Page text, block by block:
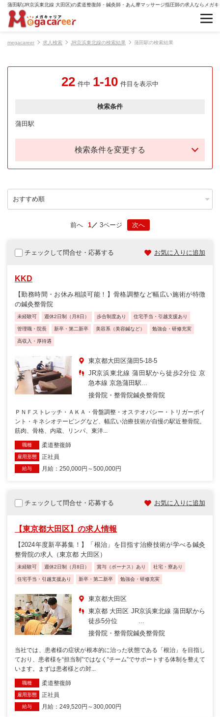
蒲田駅(JR京浜東北線 大田区)の柔道整復師・鍼灸師・あん摩マッサージ指圧師の求人ならメガキ
megacareer 求人検索 JR京浜東北線の検索結果 蒲田駅の検索結果
22 件中 1-10 件目を表示中
検索条件
蒲田駅
検索条件を変更する
前へ 1 3ページ 次へ
チェックして問合せ・応募する お気に入りに追加
KKD
【勤務時間・お休み相談可能！】骨格調整など幅広い施術が特徴
の鍼灸整骨院
未経験可 週休2日制（月8日） 歩合制度あり 住宅手当・引越支援あり
管理職・院長 新卒・第二新卒 美容系（美容鍼など） 勉強会・研修充実
高収入・厚待遇
東京都大田区蒲田5-18-5
JR京浜東北線 蒲田駅から徒歩2分位 京
急本線 京急蒲田駅...
接骨院・整骨院鍼灸整骨院
ＰＮＦストレッチ・ＡＫＡ・骨盤調整・オステオパシー・トリガーポイ
ント・キネシオテーピングなど、幅広い治療技術が自慢の駅近整骨院。
筋肉、骨格、内蔵、リンパ、東洋...
職種 柔道整復師
雇用形態 正社員
給与 月給：250,000円～500,000円
チェックして問合せ・応募する お気に入りに追加
【東京都大田区】の求人情報
【2024年度新卒募集！】「根治」を目指す治療技術が学べる鍼灸
整骨院の求人（東京都 大田区）
未経験可 週休2日制（月8日） 賞与（ボーナス）あり 社宅・寮あり
住宅手当・引越支援あり 新卒・第二新卒 勉強会・研修充実
東京都大田区
東京都 大田区 JR京浜東北線 蒲田駅から
徒歩5分位 ...
接骨院・整骨院鍼灸整骨院
当社では、患者様の症状が根本的に治った状態である「根治」を目指し
ており、患者様を“担当制”ではなく“チーム”でサポートする体制を整えて
います。まずは患者様との対...
職種 柔道整復師
雇用形態 正社員
給与 月給：249,520円～300,000円